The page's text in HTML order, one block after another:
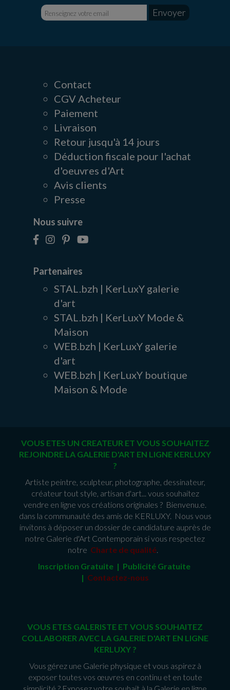
Contact
CGV Acheteur
Paiement
Livraison
Retour jusqu'à 14 jours
Déduction fiscale pour l'achat
d'oeuvres d'Art
Avis clients
Presse
Nous suivre
Partenaires
STAL.bzh | KerLuxY galerie
d'art
STAL.bzh | KerLuxY Mode &
Maison
WEB.bzh | KerLuxY galerie
d'art
WEB.bzh | KerLuxY boutique
Maison & Mode
VOUS ETES UN CREATEUR ET VOUS SOUHAITEZ
REJOINDRE LA GALERIE D'ART EN LIGNE KERLUXY
?
Artiste peintre, sculpteur, photographe, dessinateur,
créateur tout style, artisan d'art... vous souhaitez
vendre en ligne vos créations originales ? Bienvenu.e.
dans la communauté des amis de KERLUXY. Nous vous
invitons à déposer un dossier de candidature auprès de
notre Galerie d'Art Contemporain si vous respectez
notre Charte de qualité.
Inscription Gratuite | Publicité Gratuite
| Contactez-nous
VOUS ETES GALERISTE ET VOUS SOUHAITEZ
COLLABORER AVEC LA GALERIE D'ART EN LIGNE
KERLUXY ?
Vous gérez une Galerie physique et vous aspirez à
exposer toutes vos œuvres en continu et en toute